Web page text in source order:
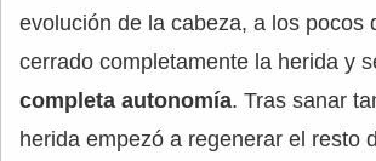
evolución de la cabeza, a los pocos
cerrado completamente la herida y
completa autonomía. Tras sanar
herida empezó a regenerar el resto